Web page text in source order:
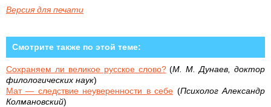
Версия для печати
Смотрите также по этой теме:
Сохраняем ли великое русское слово?(М. М. Дунаев, доктор
филологических наук)
Мат — следствие неуверенности в себе (Психолог Александр
Колмановский)